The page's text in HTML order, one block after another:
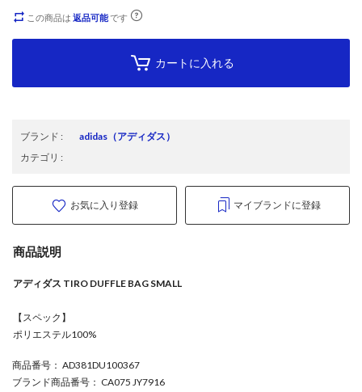
この商品は 返品可能です
カートに入れる
ブランド : adidas （アディダス）
カテゴリ :
お気に入り登録 マイブランドに登録
商品説明
アディダス TIRO DUFFLE BAG SMALL
【スペック】
ポリエステル100%
商品番号 ： AD381DU100367
ブランド商品番号 ： CA075 JY7916